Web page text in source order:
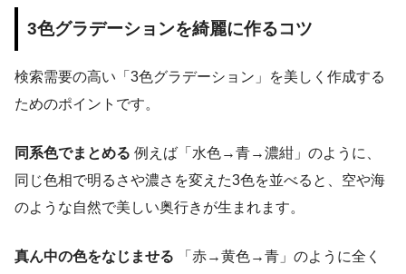
3色グラデーションを綺麗に作るコツ
検索需要の高い「3色グラデーション」を美しく作成する
ためのポイントです。
同系色でまとめる 例えば「水色→青→濃紺」のように、
同じ色相で明るさや濃さを変えた3色を並べると、空や海
のような自然で美しい奥行きが生まれます。
真ん中の色をなじませる 「赤→黄色→青」のように全く